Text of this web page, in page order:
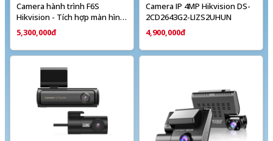
Camera hành trình F6S
Hikvision - Tích hợp màn hình
cảm ứng IPS 2 inch
5,300,000đ
Camera IP 4MP Hikvision DS-
2CD2643G2-LIZS2UHUN
4,900,000đ